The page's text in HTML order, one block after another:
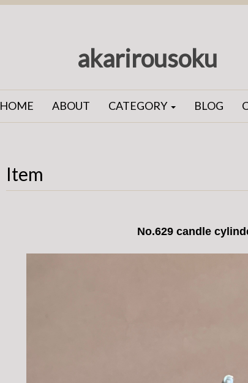
akarirousoku
HOME ABOUT CATEGORY BLOG
Item
No.629 candle